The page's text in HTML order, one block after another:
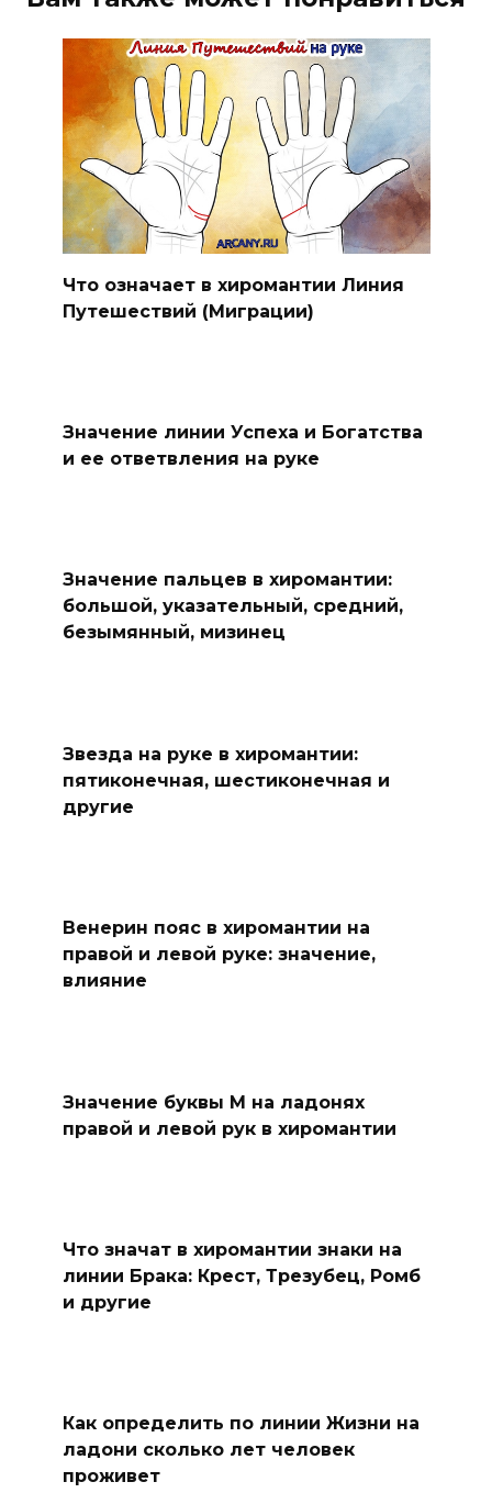
Что означает в хиромантии Линия
Путешествий (Миграции)
Значение линии Успеха и Богатства
и ее ответвления на руке
Значение пальцев в хиромантии:
большой, указательный, средний,
безымянный, мизинец
Звезда на руке в хиромантии:
пятиконечная, шестиконечная и
другие
Венерин пояс в хиромантии на
правой и левой руке: значение,
влияние
Значение буквы М на ладонях
правой и левой рук в хиромантии
Что значат в хиромантии знаки на
линии Брака: Крест, Трезубец, Ромб
и другие
Как определить по линии Жизни на
ладони сколько лет человек
проживет